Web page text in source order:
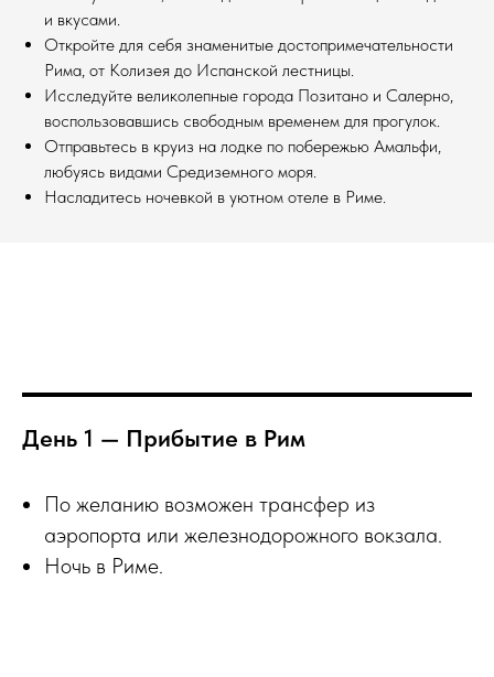
и вкусами.
Откройте для себя знаменитые достопримечательности
Рима, от Колизея до Испанской лестницы.
Исследуйте великолепные города Позитано и Салерно,
воспользовавшись свободным временем для прогулок.
Отправьтесь в круиз на лодке по побережью Амальфи,
любуясь видами Средиземного моря.
Насладитесь ночевкой в уютном отеле в Риме.
День 1 — Прибытие в Рим
По желанию возможен трансфер из
аэропорта или железнодорожного вокзала.
Ночь в Риме.